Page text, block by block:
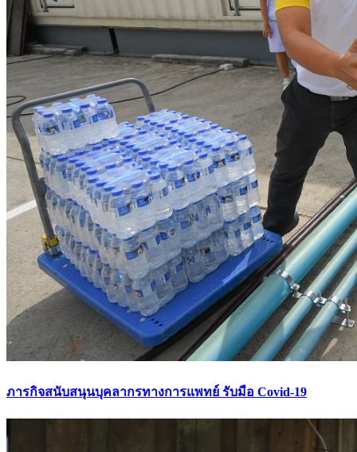
ภารกิจสนับสนุนบุคลากรทางการแพทย์ รับมือ Covid-19